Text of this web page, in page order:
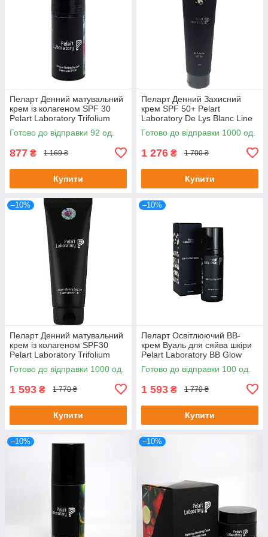
Пеларт Денний матувальний
крем із колагеном SPF 30
Pelart Laboratory Trifolium
Pretense Line Collagen
Matting Day Cream Spf 30
Готово до відправки 92 од.
877 ₴ 1 169 ₴
Купити
Пеларт Денний Захисний
крем SPF 50+ Pelart
Laboratory De Lys Blanc Line
UV PROTECTOR SPF 50+,
100 мл
Готово до відправки 1000 од.
1 276 ₴ 1 700 ₴
Купити
–10%
Пеларт Денний матувальний
крем із колагеном SPF30
Pelart Laboratory Trifolium
Pretense Line Collagen
Matting Day Cream Spf30
Готово до відправки 1000 од.
1 593 ₴ 1 770 ₴
Купити
–10%
Пеларт Освітлюючий BB-
крем Вуаль для сяйва шкіри
Pelart Laboratory BB Glow
Skin Cream 50 мл
Готово до відправки 100 од.
1 593 ₴ 1 770 ₴
Купити
–10% –10%